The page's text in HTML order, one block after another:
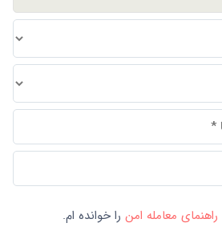
راهنمای معامله امنرا خوانده ام.